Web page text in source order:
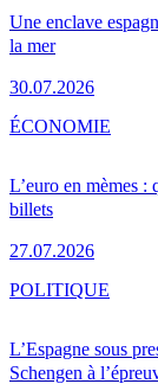
Une enclave
la mer
30.07.2026
L’euro en mèmes :
billets
27.07.2026
ÉCONOMIE
L’Espagne sous
Schengen à
POLITIQUE